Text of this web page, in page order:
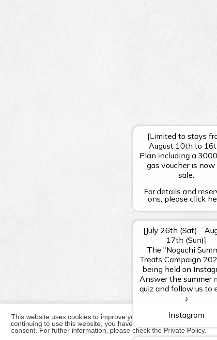
This website uses cookies to improve your user experience. By
continuing to use this website, you have agreed with our cookie
consent. For futher information, please check the Private Policy.